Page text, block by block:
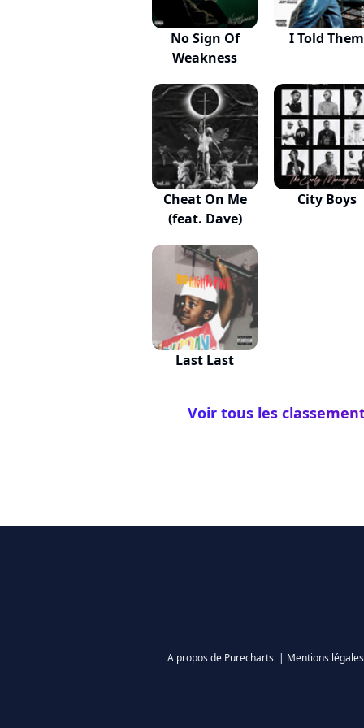
No Sign Of
Weakness
I Told Them
Cheat On Me
(feat. Dave)
City Boys
Last Last
Voir tous les
A propos de Purecharts | Mentions légales